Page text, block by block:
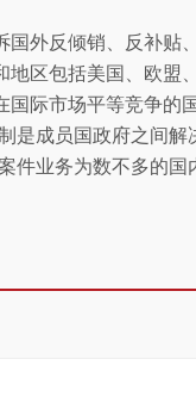
外反倾销、反补
区包括美国、欧
际市场平等竞争
是成员国政府之间
件业务为数不多的